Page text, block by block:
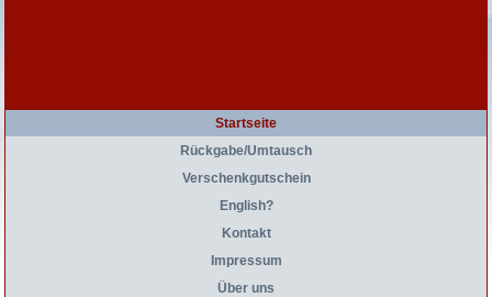
Startseite
Rückgabe/Umtausch
Verschenkgutschein
English?
Kontakt
Impressum
Über uns